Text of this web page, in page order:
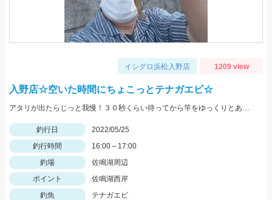
イシグロ浜松入野店 1209 view
入野店☆空いた時間にちょこっとテナガエビ☆
アタリが出たらじっと我慢！３０秒くらい待ってから竿をゆっくりとあげましょう。
釣行日
2022/05/25
釣行時間
16:00～17:00
釣場
佐鳴湖周辺
ポイント
佐鳴湖西岸
釣魚
テナガエビ